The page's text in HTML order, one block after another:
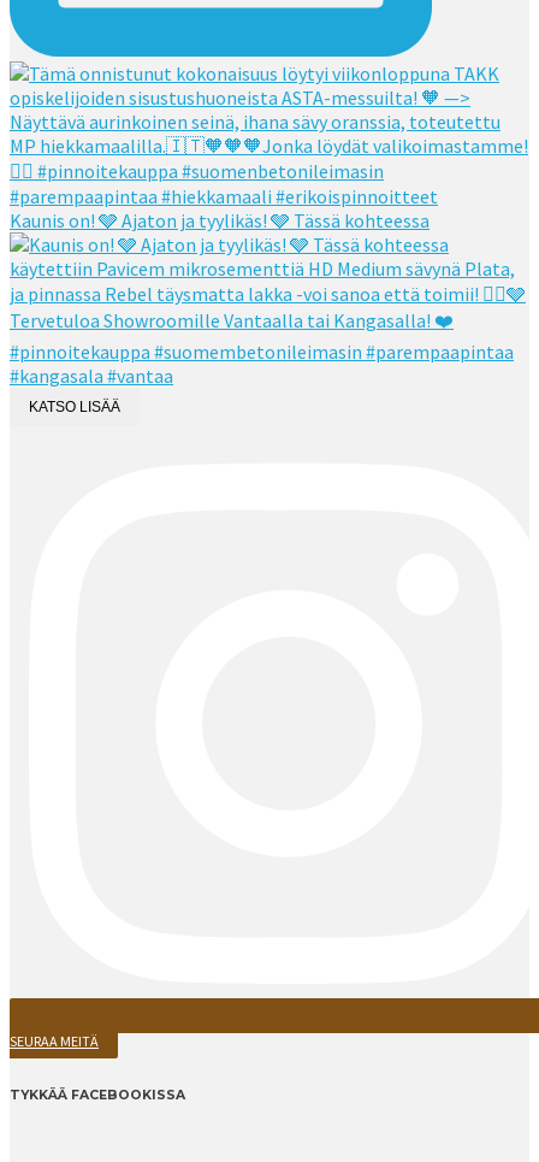
Kaunis on! 🩶 Ajaton ja tyylikäs! 🩶 Tässä kohteessa
KATSO LISÄÄ
SEURAA MEITÄ
TYKKÄÄ FACEBOOKISSA